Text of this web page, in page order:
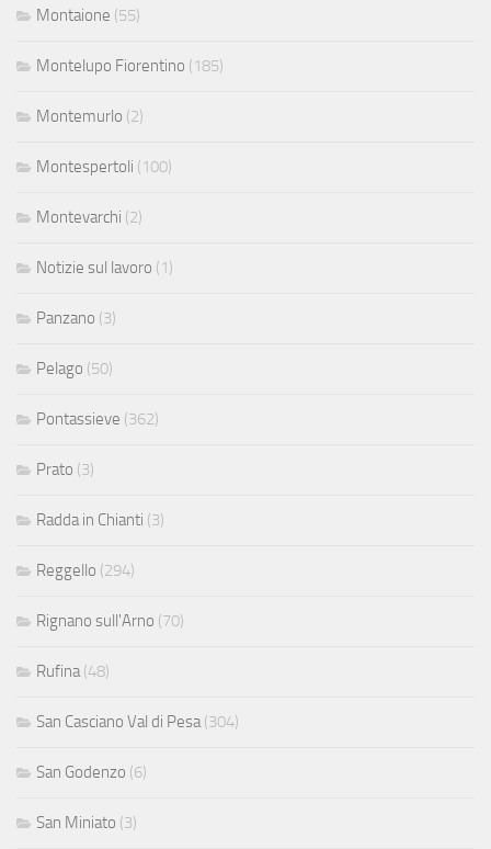
Montaione (55)
Montelupo Fiorentino (185)
Montemurlo (2)
Montespertoli (100)
Montevarchi (2)
Notizie sul lavoro (1)
Panzano (3)
Pelago (50)
Pontassieve (362)
Prato (3)
Radda in Chianti (3)
Reggello (294)
Rignano sull'Arno (70)
Rufina(48)
San Casciano Val di Pesa(304)
San Godenzo (6)
San Miniato (3)